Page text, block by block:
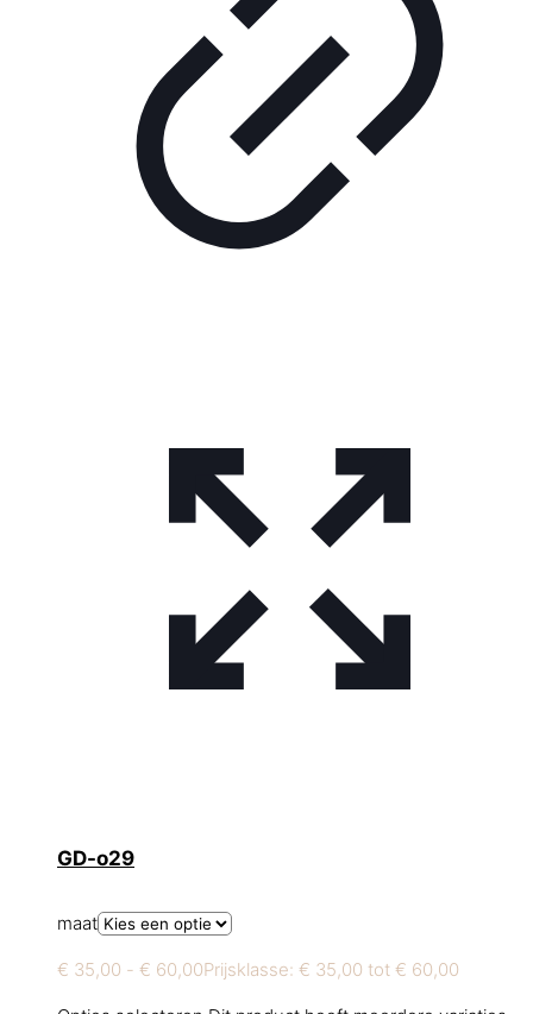
GD-o29
maat
€ 35,00 - € 60,00Prijsklasse: € 35,00 tot € 60,00